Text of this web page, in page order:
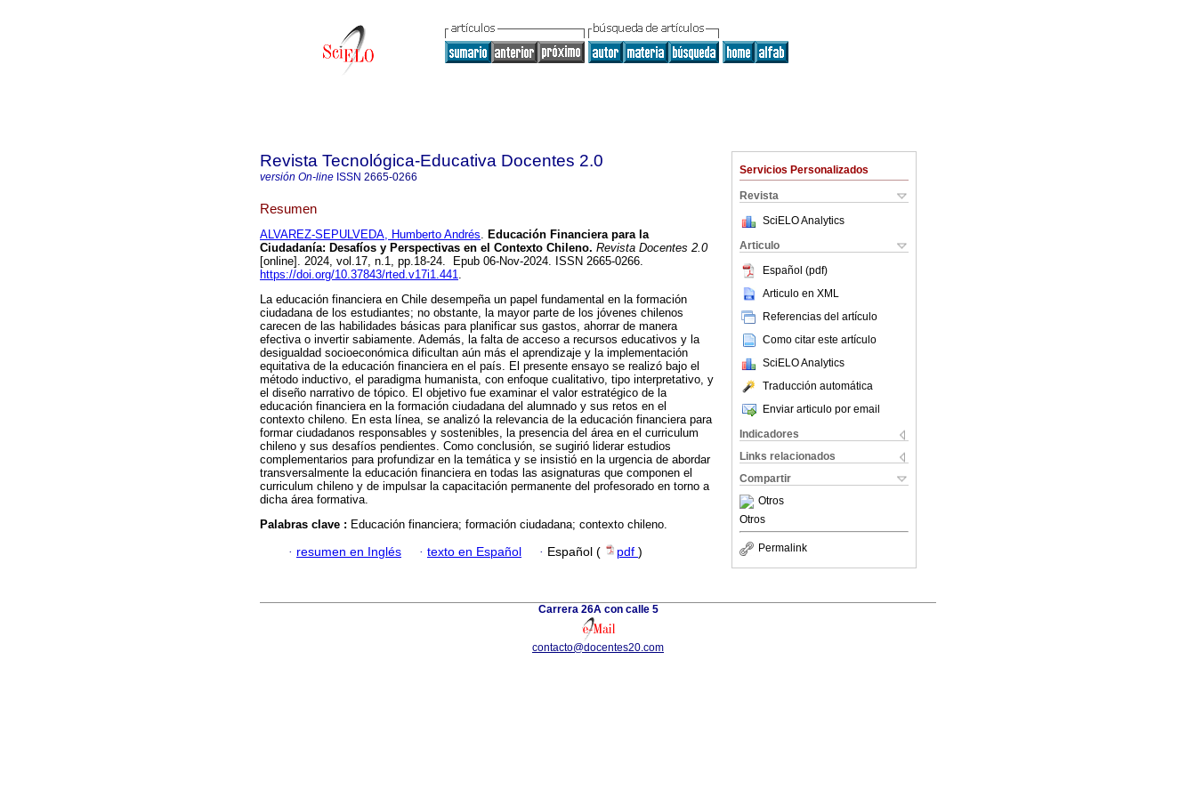
Servicios Personalizados
Revista
SciELO Analytics
Articulo
Español (pdf)
Articulo en XML
Referencias del artículo
Como citar este artículo
SciELO Analytics
Traducción automática
Enviar articulo por email
Indicadores
Links relacionados
Compartir
Otros
Otros
Permalink
Revista Tecnológica-Educativa Docentes 2.0
versión On-line ISSN 2665-0266
Resumen
ALVAREZ-SEPULVEDA, Humberto Andrés. Educación Financiera para la
Ciudadanía: Desafíos y Perspectivas en el Contexto Chileno. Revista Docentes 2.0
[online]. 2024, vol.17, n.1, pp.18-24. Epub 06-Nov-2024. ISSN 2665-0266.
https://doi.org/10.37843/rted.v17i1.441.
La educación financiera en Chile desempeña un papel fundamental en la formación
ciudadana de los estudiantes; no obstante, la mayor parte de los jóvenes chilenos
carecen de las habilidades básicas para planificar sus gastos, ahorrar de manera
efectiva o invertir sabiamente. Además, la falta de acceso a recursos educativos y la
desigualdad socioeconómica dificultan aún más el aprendizaje y la implementación
equitativa de la educación financiera en el país. El presente ensayo se realizó bajo el
método inductivo, el paradigma humanista, con enfoque cualitativo, tipo interpretativo, y
el diseño narrativo de tópico. El objetivo fue examinar el valor estratégico de la
educación financiera en la formación ciudadana del alumnado y sus retos en el
contexto chileno. En esta línea, se analizó la relevancia de la educación financiera para
formar ciudadanos responsables y sostenibles, la presencia del área en el curriculum
chileno y sus desafíos pendientes. Como conclusión, se sugirió liderar estudios
complementarios para profundizar en la temática y se insistió en la urgencia de abordar
transversalmente la educación financiera en todas las asignaturas que componen el
curriculum chileno y de impulsar la capacitación permanente del profesorado en torno a
dicha área formativa.
Palabras clave : Educación financiera; formación ciudadana; contexto chileno.
· resumen en Inglés · texto en Español · Español ( pdf )
Carrera 26A con calle 5
contacto@docentes20.com